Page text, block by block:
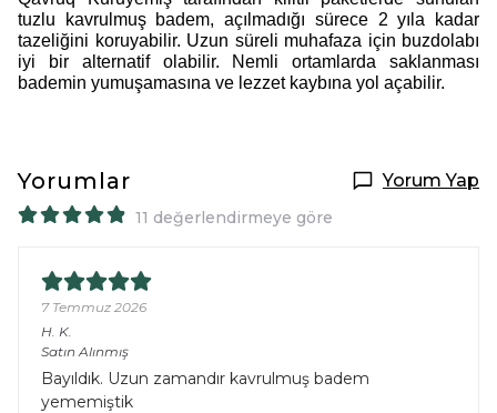
tuzlu kavrulmuş badem, açılmadığı sürece 2 yıla kadar
tazeliğini koruyabilir. Uzun süreli muhafaza için buzdolabı
iyi bir alternatif olabilir. Nemli ortamlarda saklanması
bademin yumuşamasına ve lezzet kaybına yol açabilir.
Yorumlar Yorum Yap
11 değerlendirmeye göre
7 Temmuz 2026
H. K.
Satın Alınmış
Bayıldık. Uzun zamandır kavrulmuş badem
yememiştik